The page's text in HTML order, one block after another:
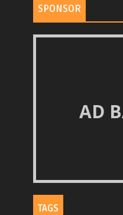
SPONSOR
AD
TAGS